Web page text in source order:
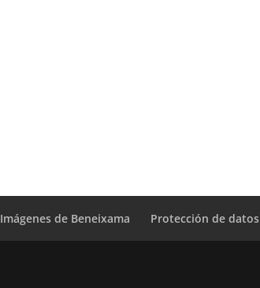
Imágenes de Beneixama Protección de datos